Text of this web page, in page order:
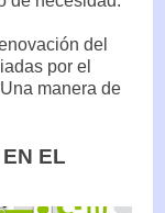
del
por el
manera de
EL